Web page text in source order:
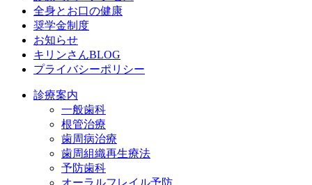
全身とお口の健康
奨学金制度
お知らせ
キリンさんBLOG
プライバシーポリシー
診療案内
一般歯科
根管治療
歯周病治療
歯周組織再生療法
予防歯科
オーラルフレイル予防